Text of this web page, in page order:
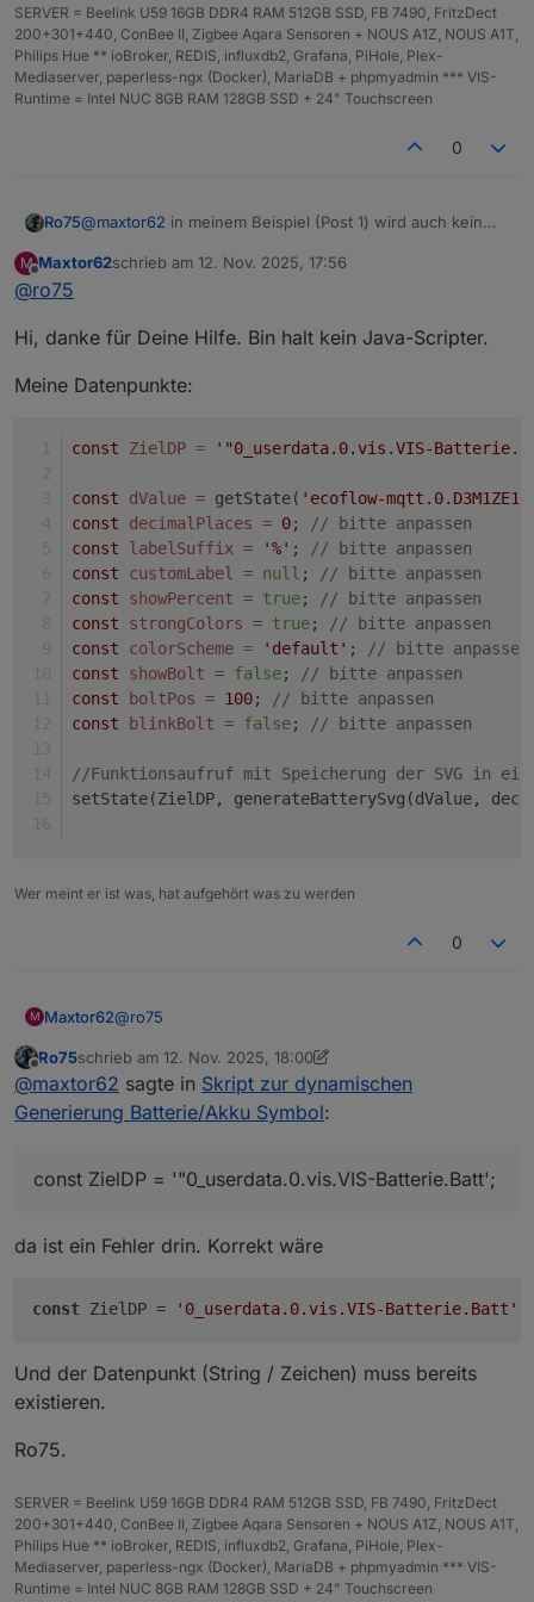
SERVER = Beelink U59 16GB DDR4 RAM 512GB SSD, FB 7490, FritzDect
200+301+440, ConBee II, Zigbee Aqara Sensoren + NOUS A1Z, NOUS A1T,
Philips Hue ** ioBroker, REDIS, influxdb2, Grafana, PiHole, Plex-
Mediaserver, paperless-ngx (Docker), MariaDB + phpmyadmin *** VIS-
Runtime = Intel NUC 8GB RAM 128GB SSD + 24" Touchscreen
0
Ro75@maxtor62 in meinem Beispiel (Post 1) wird auch kein
einen bereits existierenden Datenpunkt verwiesen.
Ro75.
M
Offline
Maxtor62schrieb am 12. Nov. 2025, 17:56
zuletzt editiert von
@ro75
Hi, danke für Deine Hilfe. Bin halt kein Java-Scripter.
Meine Datenpunkte:
const ZielDP = '"0_userdata.0.vis.VIS-
const dValue = getState( 'ecoflow-
const
decimalPlaces = 0;
// bitte anpassen
const
labelSuffix = '%' ;
// bitte anpassen
const
customLabel = null ;
// bitte anpassen
const
showPercent = true;
// bitte anpassen
const
strongColors = true;
// bitte anpassen
const
colorScheme = 'default' ;
// bitte anpassen
const
showBolt = false;
// bitte anpassen
const
boltPos = 100;
// bitte anpassen
const
blinkBolt = false; // bitte anpassen
//Funktionsaufruf mit Speicherung der SVG in
setState(ZielDP, generateBatterySvg(dValue,
Wer meint er ist was, hat aufgehört was zu werden
0
M Maxtor62@ro75
Hi, danke für Deine Hilfe. Bin halt kein Java-Scripter.
Meine Datenpunkte:
const labelSuffix = '%'; // bitte anpassen
const strongColors = true; // bitte anpassen
const boltPos = 100; // bitte anpassen
Offline
Ro75schrieb am 12. Nov. 2025, 18:00
zuletzt editiert von Ro7511. Dez. 2025, 19:01
@maxtor62 sagte in Skript zur dynamischen
Generierung Batterie/Akku Symbol:
const ZielDP = '"0_userdata.0.vis.VIS-Batterie.Batt';
da ist ein Fehler drin. Korrekt wäre
const ZielDP = '0_userdata.0.vis.VIS-Batterie.Batt'
Und der Datenpunkt (String / Zeichen) muss bereits
existieren.
Ro75.
SERVER = Beelink U59 16GB DDR4 RAM 512GB SSD, FB 7490, FritzDect
200+301+440, ConBee II, Zigbee Aqara Sensoren + NOUS A1Z, NOUS A1T,
Philips Hue ** ioBroker, REDIS, influxdb2, Grafana, PiHole, Plex-
Mediaserver, paperless-ngx (Docker), MariaDB + phpmyadmin *** VIS-
Runtime = Intel NUC 8GB RAM 128GB SSD + 24" Touchscreen